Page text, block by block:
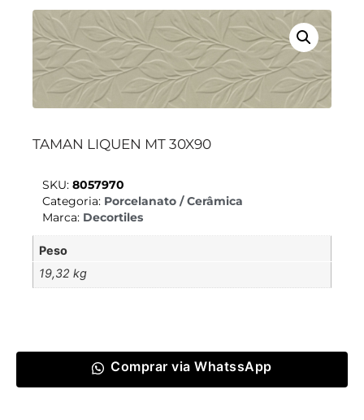
TAMAN LIQUEN MT 30X90
SKU: 8057970
Categoria: Porcelanato / Cerâmica
Marca: Decortiles
Peso
19,32 kg
Comprar via WhatssApp